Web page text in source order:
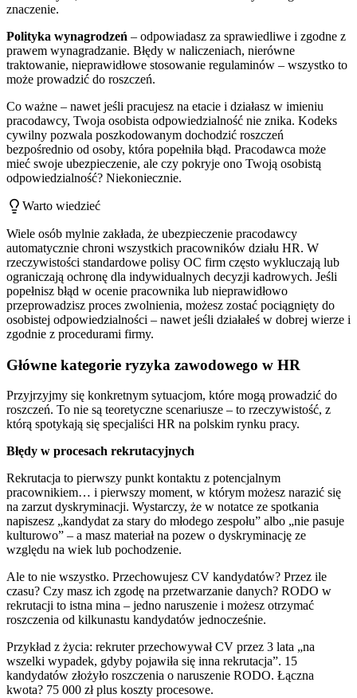
znaczenie.
Polityka wynagrodzeń – odpowiadasz za sprawiedliwe i zgodne z
prawem wynagradzanie. Błędy w naliczeniach, nierówne
traktowanie, nieprawidłowe stosowanie regulaminów – wszystko to
może prowadzić do roszczeń.
Co ważne – nawet jeśli pracujesz na etacie i działasz w imieniu
pracodawcy, Twoja osobista odpowiedzialność nie znika. Kodeks
cywilny pozwala poszkodowanym dochodzić roszczeń
bezpośrednio od osoby, która popełniła błąd. Pracodawca może
mieć swoje ubezpieczenie, ale czy pokryje ono Twoją osobistą
odpowiedzialność? Niekoniecznie.
Warto wiedzieć
Wiele osób mylnie zakłada, że ubezpieczenie pracodawcy
automatycznie chroni wszystkich pracowników działu HR. W
rzeczywistości standardowe polisy OC firm często wykluczają lub
ograniczają ochronę dla indywidualnych decyzji kadrowych. Jeśli
popełnisz błąd w ocenie pracownika lub nieprawidłowo
przeprowadzisz proces zwolnienia, możesz zostać pociągnięty do
osobistej odpowiedzialności – nawet jeśli działałeś w dobrej wierze i
zgodnie z procedurami firmy.
Główne kategorie ryzyka zawodowego w HR
Przyjrzyjmy się konkretnym sytuacjom, które mogą prowadzić do
roszczeń. To nie są teoretyczne scenariusze – to rzeczywistość, z
którą spotykają się specjaliści HR na polskim rynku pracy.
Błędy w procesach rekrutacyjnych
Rekrutacja to pierwszy punkt kontaktu z potencjalnym
pracownikiem… i pierwszy moment, w którym możesz narazić się
na zarzut dyskryminacji. Wystarczy, że w notatce ze spotkania
napiszesz „kandydat za stary do młodego zespołu” albo „nie pasuje
kulturowo” – a masz materiał na pozew o dyskryminację ze
względu na wiek lub pochodzenie.
Ale to nie wszystko. Przechowujesz CV kandydatów? Przez ile
czasu? Czy masz ich zgodę na przetwarzanie danych? RODO w
rekrutacji to istna mina – jedno naruszenie i możesz otrzymać
roszczenia od kilkunastu kandydatów jednocześnie.
Przykład z życia: rekruter przechowywał CV przez 3 lata „na
wszelki wypadek, gdyby pojawiła się inna rekrutacja”. 15
kandydatów złożyło roszczenia o naruszenie RODO. Łączna
kwota? 75 000 zł plus koszty procesowe.